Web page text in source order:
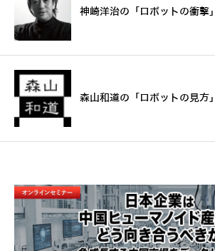
神崎洋治の「ロボットの衝撃」
森山和道の「ロボットの見方」